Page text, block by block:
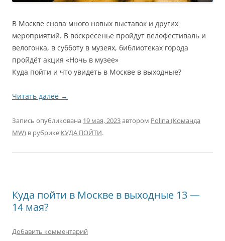
В Москве снова много новых выставок и других
мероприятий. В воскресенье пройдут велофестиваль и
велогонка, в субботу в музеях, библиотеках города
пройдёт акция «Ночь в музее»
Куда пойти и что увидеть в Москве в выходные?
Читать далее →
Запись опубликована 19 мая, 2023автором Polina (Команда
MW) в рубрике КУДА ПОЙТИ.
Куда пойти в Москве в выходные 13 —
14 мая?
Добавить комментарий